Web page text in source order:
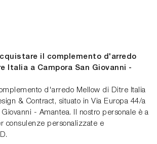
il complemento d'arredo
Italia a Campora San Giovanni -
d'arredo Mellow di Ditre Italia
& Contract, situato in Via Europa 44/a
- Amantea. Il nostro personale è a
consulenze personalizzate e